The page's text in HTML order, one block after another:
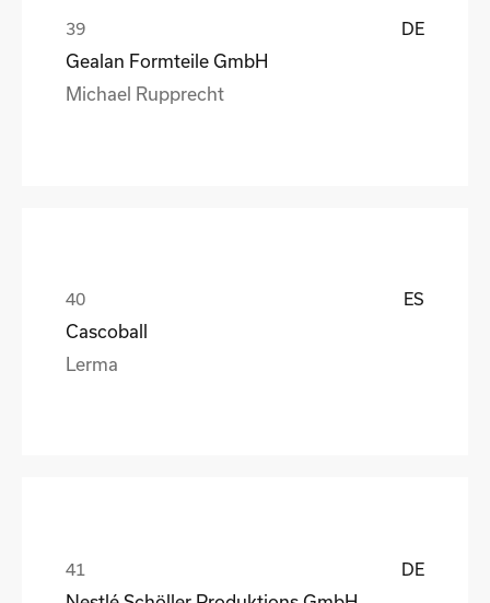
DE
Gealan Formteile GmbH
Michael Rupprecht
ES
Cascoball
Lerma
DE